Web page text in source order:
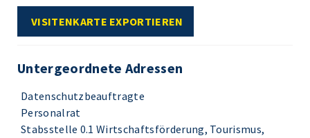
VISITENKARTE EXPORTIEREN
Untergeordnete Adressen
Datenschutzbeauftragte
Personalrat
Stabsstelle 0.1 Wirtschaftsförderung, Tourismus,